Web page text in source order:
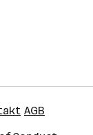
AGB